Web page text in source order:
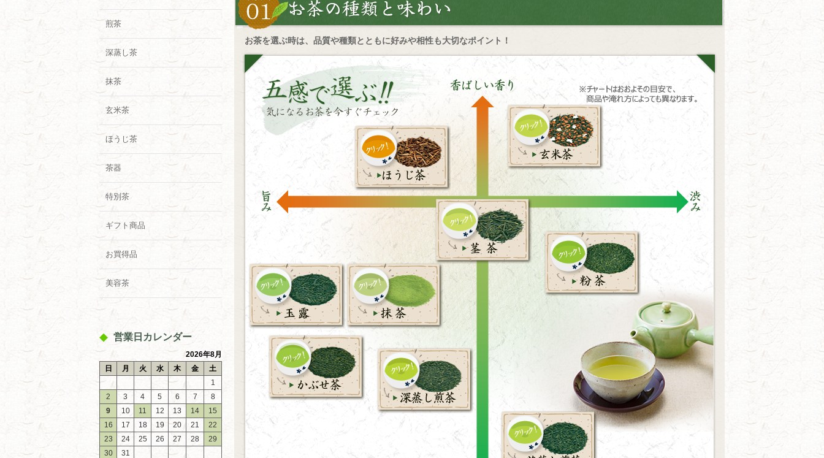
煎茶
深蒸し茶
抹茶
玄米茶
ほうじ茶
茶器
特別茶
ギフト商品
お買得品
美容茶
営業日カレンダー
2026年8月
日
月 火 水 木 金
土
1
2
3 4 5 6 7
8
9
10 11 12 13 14
15
16
17 18 19 20 21
22
23
24 25 26 27 28
29
30
31
お茶を選ぶ時は、品質や種類とともに好みや相性も大切なポイント！